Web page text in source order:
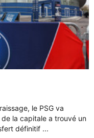
le PSG va
la capitale a trouvé un
définitif ...